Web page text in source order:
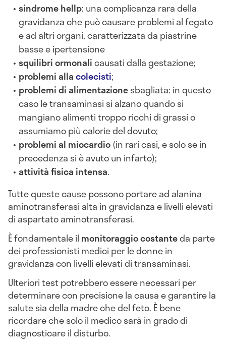
sindrome hellp: una complicanza rara della
gravidanza che può causare problemi al fegato
e ad altri organi, caratterizzata da piastrine
basse e ipertensione
squilibri ormonalicausati dalla gestazione;
problemi allacolecisti;
problemi di alimentazionesbagliata: in questo
caso le transaminasi si alzano quando si
mangiano alimenti troppo ricchi di grassi o
assumiamo più calorie del dovuto;
problemi al miocardio(in rari casi, e solo se in
precedenza si è avuto un infarto);
attività fisica intensa.
Tutte queste cause possono portare ad alanina
aminotransferasi alta in gravidanza e livelli elevati
di aspartato aminotransferasi.
È fondamentale il monitoraggio costanteda parte
dei professionisti medici per le donne in
gravidanza con livelli elevati di transaminasi.
Ulteriori test potrebbero essere necessari per
determinare con precisione la causa e garantire la
salute sia della madre che del feto. È bene
ricordare che solo il medico sarà in grado di
diagnosticare il disturbo.